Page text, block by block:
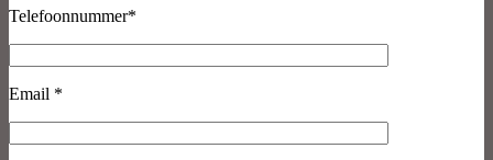
Telefoonnummer*
Email *